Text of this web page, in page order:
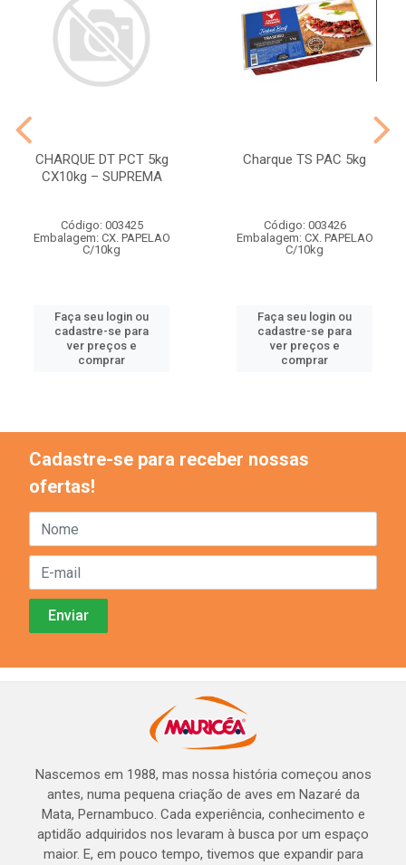
CHARQUE DT PCT 5kg
CX10kg – SUPREMA
Código: 003425
Embalagem: CX. PAPELAO
C/10kg
Faça seu login ou
cadastre-se para
ver preços e
comprar
Charque TS PAC 5kg
Código: 003426
Embalagem: CX. PAPELAO
C/10kg
Faça seu login ou
cadastre-se para
ver preços e
comprar
Cadastre-se para receber nossas
ofertas!
Nascemos em 1988, mas nossa história começou anos
antes, numa pequena criação de aves em Nazaré da
Mata, Pernambuco. Cada experiência, conhecimento e
aptidão adquiridos nos levaram à busca por um espaço
maior. E, em pouco tempo, tivemos que expandir para